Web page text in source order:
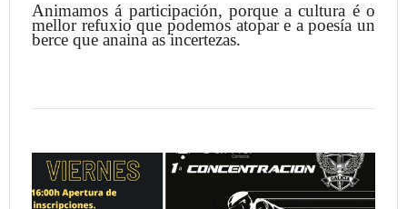
Animamos á participación, porque a cultura é o
mellor refuxio que podemos atopar e a poesía un
berce que anaina as incertezas.